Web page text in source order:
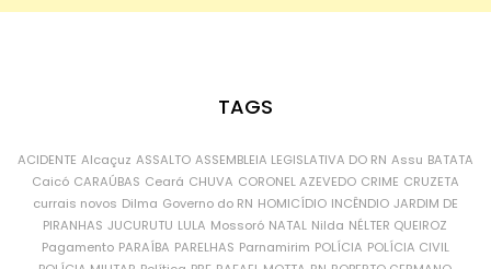
TAGS
ACIDENTE Alcaçuz ASSALTO ASSEMBLEIA LEGISLATIVA DO RN Assu BATATA
Caicó CARAÚBAS Ceará CHUVA CORONEL AZEVEDO CRIME CRUZETA
currais novos Dilma Governo do RN HOMICÍDIO INCÊNDIO JARDIM DE
PIRANHAS JUCURUTU LULA Mossoró NATAL Nilda NÉLTER QUEIROZ
Pagamento PARAÍBA PARELHAS Parnamirim POLÍCIA POLÍCIA CIVIL